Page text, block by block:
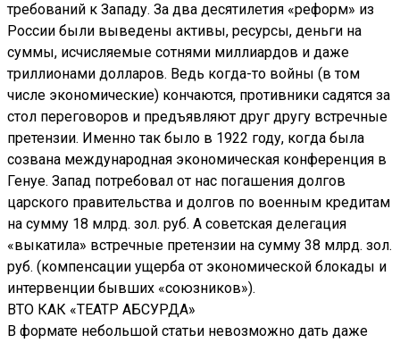
требований к Западу. За два десятилетия «реформ» из
России были выведены активы, ресурсы, деньги на
суммы, исчисляемые сотнями миллиардов и даже
триллионами долларов. Ведь когда-то войны (в том
числе экономические) кончаются, противники садятся за
стол переговоров и предъявляют друг другу встречные
претензии. Именно так было в 1922 году, когда была
созвана международная экономическая конференция в
Генуе. Запад потребовал от нас погашения долгов
царского правительства и долгов по военным кредитам
на сумму 18 млрд. зол. руб. А советская делегация
«выкатила» встречные претензии на сумму 38 млрд. зол.
руб. (компенсации ущерба от экономической блокады и
интервенции бывших «союзников»).
ВТО КАК «ТЕАТР АБСУРДА»
В формате небольшой статьи невозможно дать даже